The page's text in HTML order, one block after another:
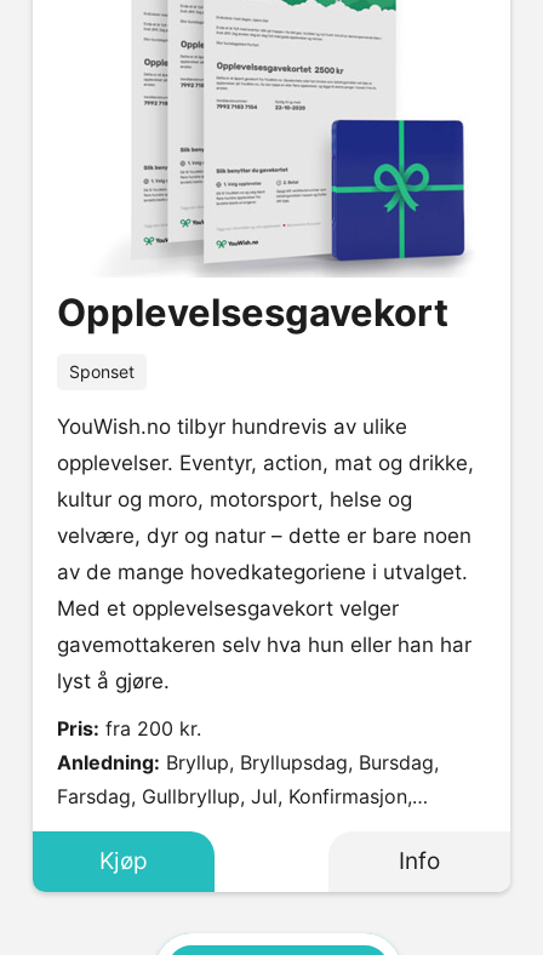
Opplevelsesgavekort
Sponset
YouWish.no tilbyr hundrevis av ulike
opplevelser. Eventyr, action, mat og drikke,
kultur og moro, motorsport, helse og
velvære, dyr og natur – dette er bare noen
av de mange hovedkategoriene i utvalget.
Med et opplevelsesgavekort velger
gavemottakeren selv hva hun eller han har
lyst å gjøre.
Pris: fra 200 kr.
Anledning: Bryllup, Bryllupsdag, Bursdag,
Farsdag, Gullbryllup, Jul, Konfirmasjon,
Morsdag, Valentines Day.
Info
Kjøp